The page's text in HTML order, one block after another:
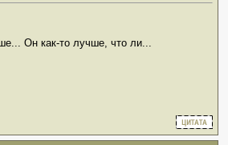
Он как-то лучше, что ли...